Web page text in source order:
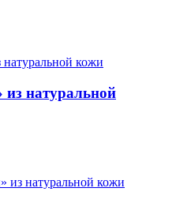
натуральной